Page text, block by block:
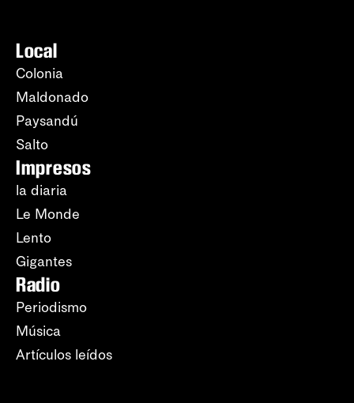
Local
Colonia
Maldonado
Paysandú
Salto
Impresos
la diaria
Le Monde
Lento
Gigantes
Radio
Periodismo
Música
Artículos leídos